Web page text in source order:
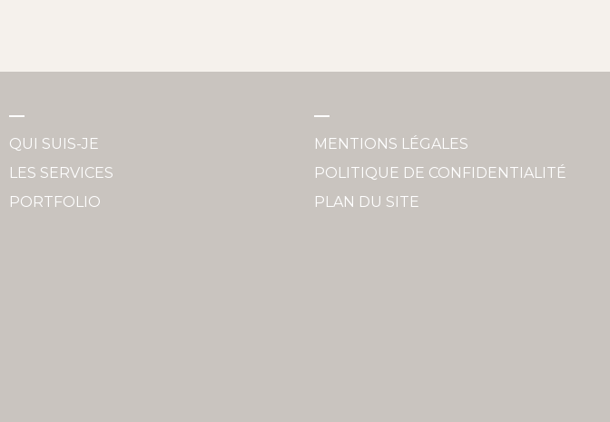
QUI SUIS-JE
LES SERVICES
PORTFOLIO
MENTIONS LÉGALES
POLITIQUE DE CONFIDENTIALITÉ
PLAN DU SITE